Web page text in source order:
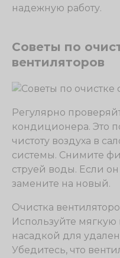
надежную работу.
Советы по
вентиляторов
Регулярно
кондиционера. Это
чистоту воздуха в
системы. Снимите
струей воды. Если
замените на новый.
Очистка
Используйте
насадкой для
Убедитесь, что